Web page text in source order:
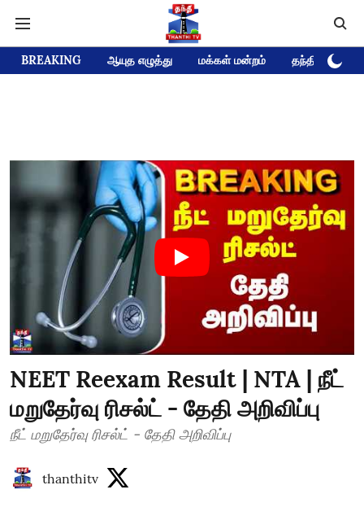
BREAKING ஆயுத எழுத்து மக்கள் மன்றம் தந்தி டிவி
NEET Reexam Result | NTA | நீட்
மறுதேர்வு ரிசல்ட் - தேதி அறிவிப்பு
நீட் மறுதேர்வு ரிசல்ட் - தேதி அறிவிப்பு
thanthitv